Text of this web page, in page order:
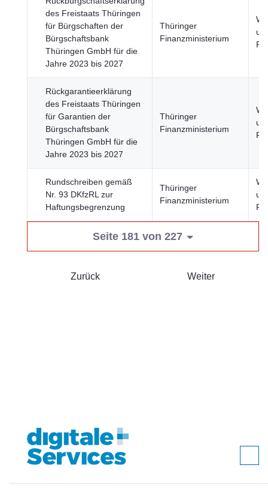
des Freistaats Thüringen
für Bürgschaften der
Bürgschaftsbank
Thüringen GmbH für die
Jahre 2023 bis 2027
Thüringer
Finanzministerium
Rückgarantieerklärung
des Freistaats Thüringen
für Garantien der
Bürgschaftsbank
Thüringen GmbH für die
Jahre 2023 bis 2027
Thüringer
Finanzministerium
Rundschreiben gemäß
Nr. 93 DKfzRL zur
Haftungsbegrenzung
Thüringer
Finanzministerium
Seite 181 von 227
Zurück Weiter